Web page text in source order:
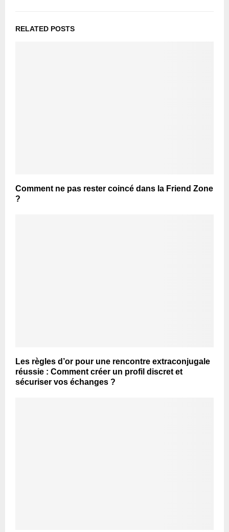
RELATED POSTS
Comment ne pas rester coincé dans la Friend Zone
?
Les règles d’or pour une rencontre extraconjugale
réussie : Comment créer un profil discret et
sécuriser vos échanges ?